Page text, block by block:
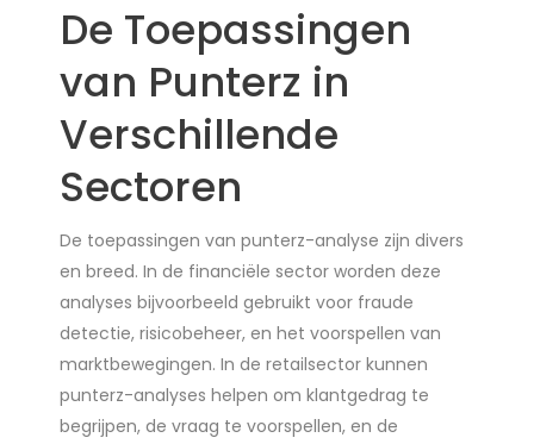
De Toepassingen
van Punterz in
Verschillende
Sectoren
De toepassingen van punterz-analyse zijn divers
en breed. In de financiële sector worden deze
analyses bijvoorbeeld gebruikt voor fraude
detectie, risicobeheer, en het voorspellen van
marktbewegingen. In de retailsector kunnen
punterz-analyses helpen om klantgedrag te
begrijpen, de vraag te voorspellen, en de